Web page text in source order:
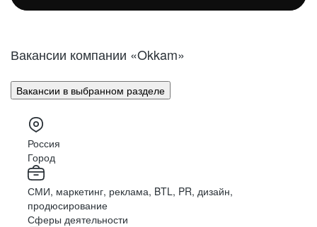
Вакансии компании «Okkam»
Вакансии в выбранном разделе
Россия
Город
СМИ, маркетинг, реклама, BTL, PR, дизайн,
продюсирование
Сферы деятельности